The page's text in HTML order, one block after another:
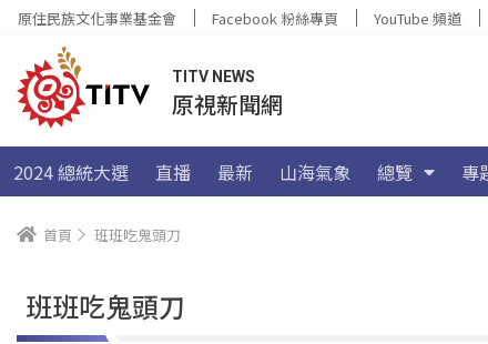
原住民族文化事業基金會 Facebook 粉絲專頁 YouTube 頻道
TITV NEWS
原視新聞網
2024 總統大選 直播 最新 山海氣象 總覽 專
首頁 班班吃鬼頭刀
班班吃鬼頭刀